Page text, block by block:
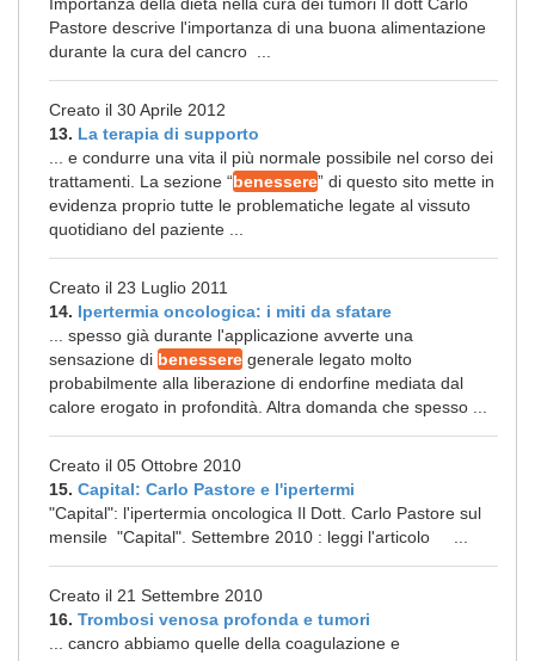
Pastore descrive l'importanza di una buona alimentazione
durante la cura del cancro ...
Creato il 30 Aprile 2012
13. La terapia di supporto
... e condurre una vita il più normale possibile nel corso dei
trattamenti. La sezione “benessere” di questo sito mette in
evidenza proprio tutte le problematiche legate al vissuto
quotidiano del paziente ...
Creato il 23 Luglio 2011
14. Ipertermia oncologica: i miti da sfatare
... spesso già durante l'applicazione avverte una
sensazione di benessere generale legato molto
probabilmente alla liberazione di endorfine mediata dal
calore erogato in profondità. Altra domanda che spesso ...
Creato il 05 Ottobre 2010
15. Capital: Carlo Pastore e l'ipertermi
"Capital": l'ipertermia oncologica Il Dott. Carlo Pastore sul
mensile "Capital". Settembre 2010 : leggi l'articolo ...
Creato il 21 Settembre 2010
16. Trombosi venosa profonda e tumori
... cancro abbiamo quelle della coagulazione e